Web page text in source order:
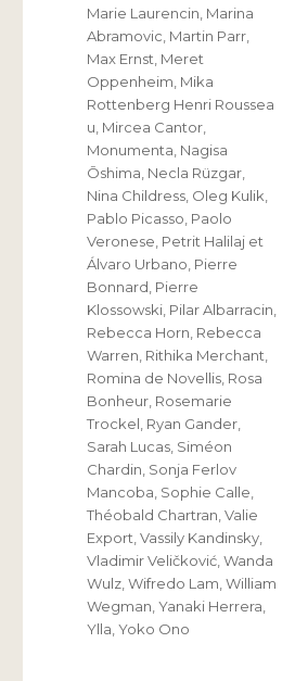
Marie Laurencin Marina
Abramovic Martin Parr
Max Ernst Meret
Oppenheim Mika
Rottenberg Henri Roussea
u Mircea Cantor
Monumenta Nagisa
Ōshima Necla Rüzgar
Nina Childress Oleg Kulik
Pablo Picasso Paolo
Veronese Petrit Halilaj et
Álvaro Urbano Pierre
Bonnard Pierre
Klossowski Pilar Albarracin
Rebecca Horn Rebecca
Warren Rithika Merchant
Romina de Novellis Rosa
Bonheur Rosemarie
Trockel Ryan Gander
Sarah Lucas Siméon
Chardin Sonja Ferlov
Mancoba Sophie Calle
Théobald Chartran ,Valie
Export ,Vassily Kandinsky
Vladimir Veličković ,Wanda
Wulz ,Wifredo Lam ,William
Wegman ,Yanaki Herrera
Ylla ,Yoko Ono